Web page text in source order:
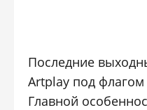
Последние
Artplay под флагом
Главной